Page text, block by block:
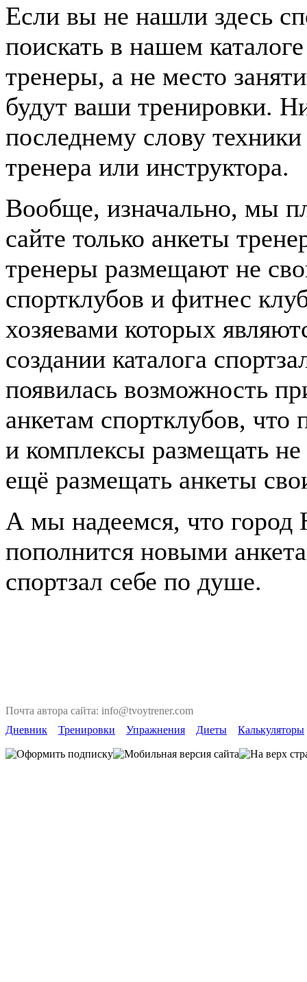
Если вы не нашли здесь
поискать в нашем
тренеры, а не место
будут ваши тренировки.
последнему слову
тренера или инструктора.
Вообще, изначально, мы
сайте только анкеты
тренеры размещают не
спортклубов и фитнес
хозяевами которых
создании каталога
появилась возможность
анкетам спортклубов,
и комплексы размещать
ещё размещать анкеты
А мы надеемся, что
пополнится новыми
спортзал себе по душе.
Почта автора сайта: info@tvoytrener.com
Дневник
Тренировки Упражнения Диеты Калькуляторы